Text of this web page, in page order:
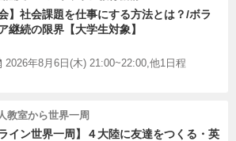
会】社会課題を仕事にする方法とは？/ボラ
継続の限界【大学生対象】
2026年8月6日(木) 21:00~22:00,他1日程
教室から世界一周
ライン世界一周】４大陸に友達をつくる・英